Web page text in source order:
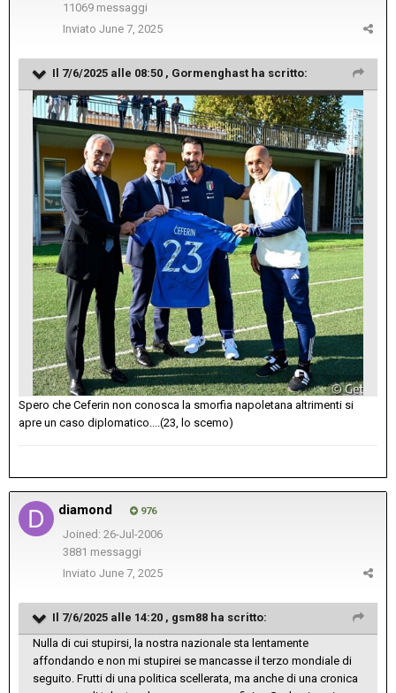
11069 messaggi
Inviato June 7, 2025
Il 7/6/2025 alle 08:50 , Gormenghast ha scritto:
Spero che Ceferin non conosca la smorfia napoletana altrimenti si
apre un caso diplomatico....(23, lo scemo)
diamond 976
Joined: 26-Jul-2006
3881 messaggi
Inviato June 7, 2025
Il 7/6/2025 alle 14:20 , gsm88 ha scritto:
Nulla di cui stupirsi, la nostra nazionale sta lentamente
affondando e non mi stupirei se mancasse il terzo mondiale di
seguito. Frutti di una politica scellerata, ma anche di una cronica